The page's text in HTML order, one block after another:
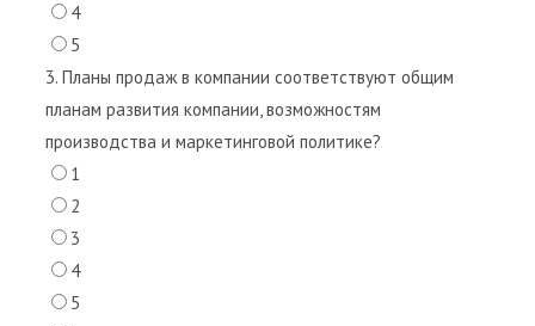
4
5
3. Планы продаж в компании соответствуют общим
планам развития компании, возможностям
производства и маркетинговой политике?
1
2
3
4
5